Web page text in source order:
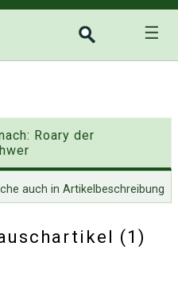
☰
Roary der
auch in Artikelbeschreibung
(1)